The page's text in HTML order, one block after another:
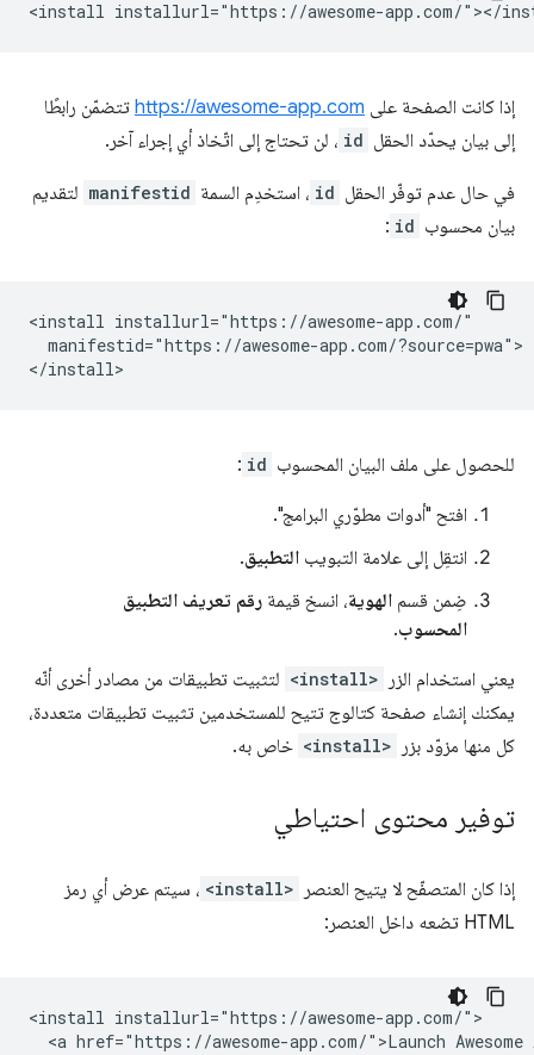
إذا كانت الصفحة على https://awesome-app.com تتضمّن رابطًا
إلى بيان يحدّد الحقل id ، لن تحتاج إلى اتّخاذ أي إجراء آخر.
في حال عدم توفّر الحقل id ، استخدِم السمة manifestid لتقديم
بيان محسوب id
:
<install installurl="https://awesome-app.com/"
  manifestid="https://awesome-app.com/?source=pwa">
للحصول على ملف البيان المحسوب id
:
افتح "أدوات مطوّري البرامج".
انتقِل إلى علامة التبويب التطبيق.
ضِمن قسم الهوية، انسخ قيمة رقم تعريف التطبيق
المحسوب.
يعني استخدام الزر <install> لتثبيت تطبيقات من مصادر أخرى أنّه
يمكنك إنشاء صفحة كتالوج تتيح للمستخدمين تثبيت تطبيقات متعددة،
كل منها مزوّد بزر
<install> خاص به.
توفير محتوى احتياطي
إذا كان المتصفّح لا يتيح العنصر <install> ، سيتم عرض أي رمز
HTML تضعه داخل العنصر:
<install installurl="https://awesome-app.com/">
<a href="https://awesome-app.com/">Launch Awesome